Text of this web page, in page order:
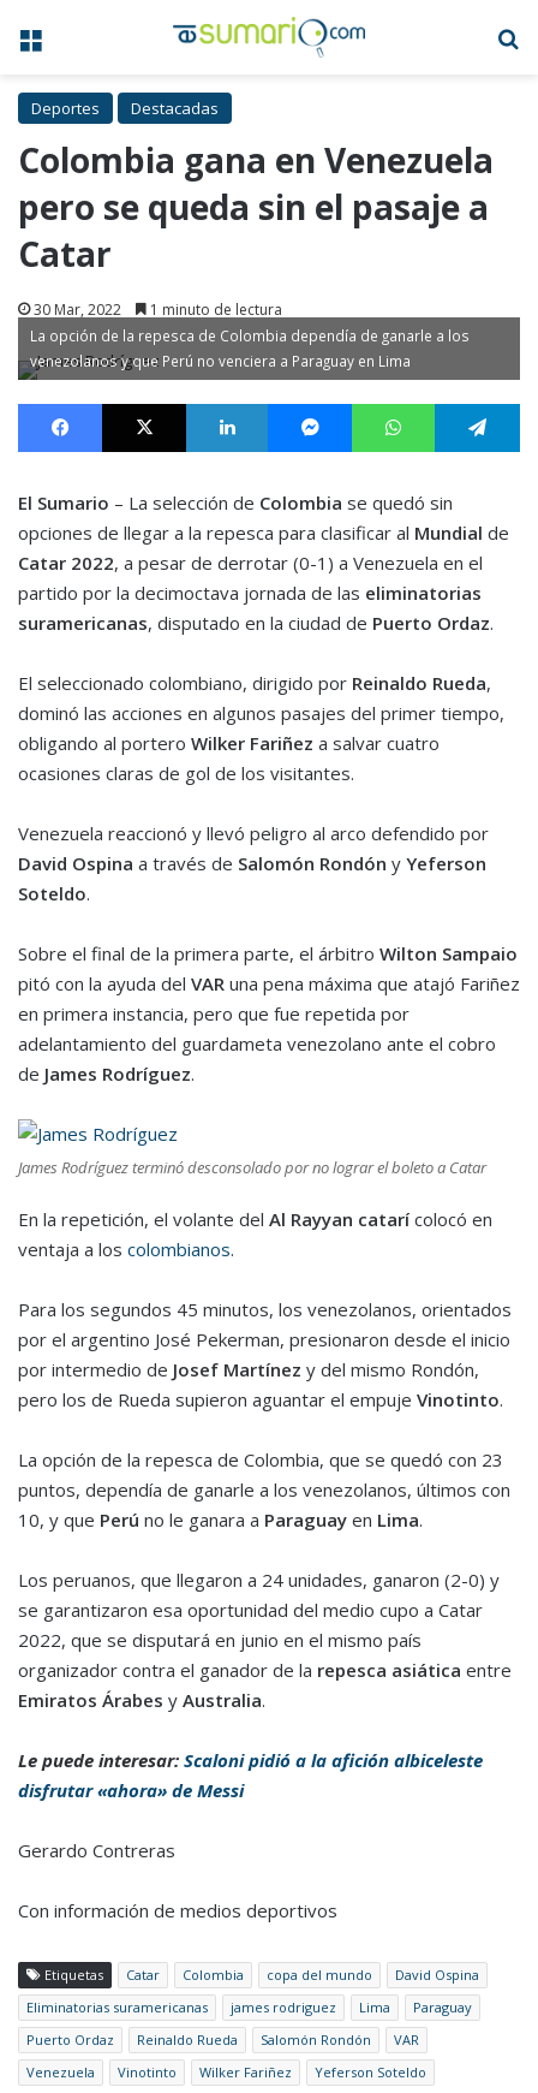
Menú
Deportes Destacadas
Colombia gana en Venezuela
pero se queda sin el pasaje a
Catar
30 Mar, 2022 1 minuto de lectura
La opción de la repesca de Colombia dependía de ganarle a los
venezolanos y que Perú no venciera a Paraguay en Lima
Facebook X LinkedIn MessengerWhatsApp
El Sumario – La selección de Colombia se quedó sin
opciones de llegar a la repesca para clasificar al Mundial de
Catar 2022, a pesar de derrotar (0-1) a Venezuela en el
partido por la decimoctava jornada de las eliminatorias
suramericanas, disputado en la ciudad de Puerto Ordaz.
El seleccionado colombiano, dirigido por Reinaldo Rueda,
dominó las acciones en algunos pasajes del primer tiempo,
obligando al portero Wilker Fariñez a salvar cuatro
ocasiones claras de gol de los visitantes.
Venezuela reaccionó y llevó peligro al arco defendido por
David Ospina a través de Salomón Rondón y Yeferson
Soteldo.
Sobre el final de la primera parte, el árbitro Wilton Sampaio
pitó con la ayuda del VAR una pena máxima que atajó Fariñez
en primera instancia, pero que fue repetida por
adelantamiento del guardameta venezolano ante el cobro
de James Rodríguez.
James Rodríguez terminó desconsolado por no lograr el boleto a Catar
En la repetición, el volante del Al Rayyan catarícolocó en
ventaja a los colombianos.
Para los segundos 45 minutos, los venezolanos, orientados
por el argentino José Pekerman, presionaron desde el inicio
por intermedio de Josef Martínez y del mismo Rondón,
pero los de Rueda supieron aguantar el empuje Vinotinto.
La opción de la repesca de Colombia, que se quedó con 23
puntos, dependía de ganarle a los venezolanos, últimos con
10, y que Perú no le ganara a Paraguay en Lima.
Los peruanos, que llegaron a 24 unidades, ganaron (2-0) y
se garantizaron esa oportunidad del medio cupo a Catar
2022, que se disputará en junio en el mismo país
organizador contra el ganador de la repesca asiática entre
Emiratos Árabes y Australia.
Le puede interesar: Scaloni pidió a la afición albiceleste
disfrutar «ahora» de Messi
Gerardo Contreras
Con información de medios deportivos
Etiquetas Catar Colombia copa del mundo
David Ospina
Eliminatorias suramericanas
james rodriguez Lima
Paraguay
Puerto Ordaz
Reinaldo Rueda Salomón Rondón
VAR
Venezuela
Vinotinto Wilker Fariñez Yeferson Soteldo